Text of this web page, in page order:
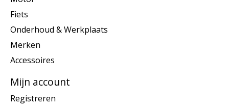
Fiets
Onderhoud & Werkplaats
Merken
Accessoires
Mijn account
Registreren